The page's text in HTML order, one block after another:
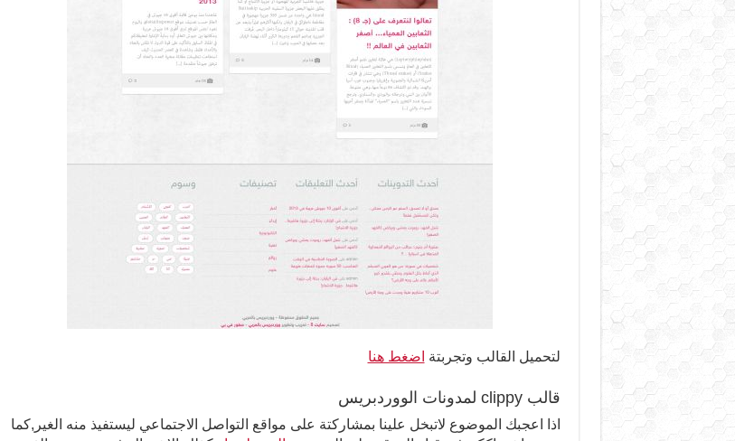
لتحميل القالب وتجربتة اضغط هنا
قالب clippy لمدونات الووردبريس
اذا اعجبك الموضوع لاتبخل علينا بمشاركتة على مواقع التواصل الاجتماعي ليستفيذ منه الغير,كما